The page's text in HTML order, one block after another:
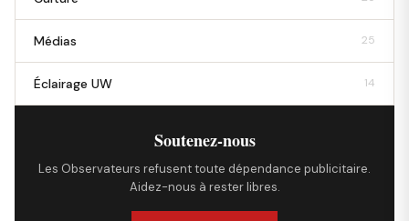
Médias 25
Éclairage UW 14
Soutenez-nous
Les Observateurs refusent toute dépendance publicitaire.
Aidez-nous à rester libres.